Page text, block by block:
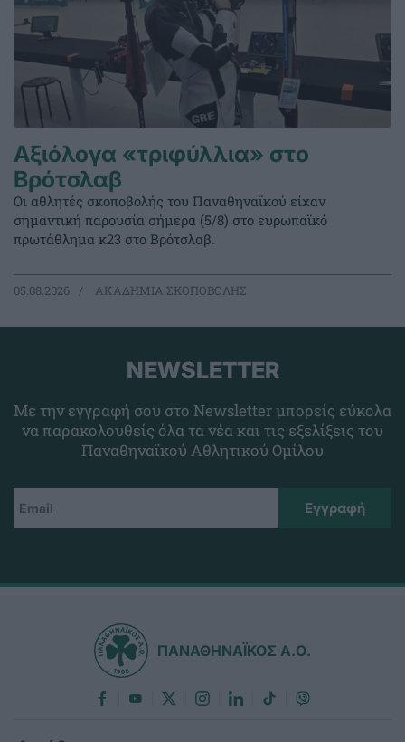
Αξιόλογα «τριφύλλια» στο
Βρότσλαβ
Οι αθλητές σκοποβολής του Παναθηναϊκού είχαν
σημαντική παρουσία σήμερα (5/8) στο ευρωπαϊκό
πρωτάθλημα κ23 στο Βρότσλαβ.
05.08.2026 ΑΚΑΔΗΜΙΑ ΣΚΟΠΟΒΟΛΗΣ
NEWSLETTER
Με την εγγραφή σου στο Newsletter μπορείς εύκολα
να παρακολουθείς όλα τα νέα και τις εξελίξεις του
Παναθηναϊκού Αθλητικού Ομίλου
ΠΑΝΑΘΗΝΑΪΚΟΣ Α.Ο.